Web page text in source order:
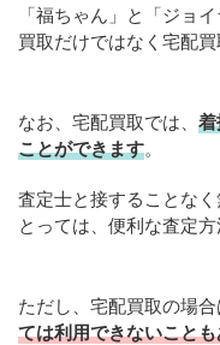
「福ちゃん」と「ジョ
買取だけではなく宅配買
なお、宅配買取では、
ことができます。
査定士と接することな
とっては、便利な査定方
ただし、宅配買取の場合
ては利用できないこと